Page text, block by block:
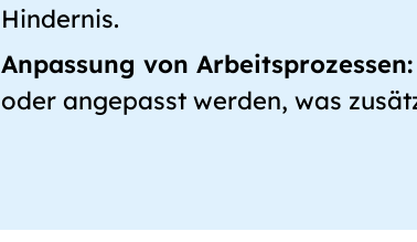
Hindernis.
Anpassung von Arbeitsprozessen:
oder angepasst werden, was